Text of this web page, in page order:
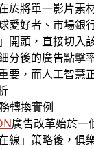
於將單一影片
愛好者、市場銀
開頭，直接切入
分後的廣告點擊
要，而人工智慧
轉換實例
廣告改革始於一
線」策略後，俱